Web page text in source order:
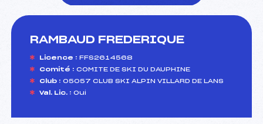
RAMBAUD FREDERIQUE
Licence : FFS2614568
Comité : COMITE DE SKI DU DAUPHINE
Club : 05057 CLUB SKI ALPIN VILLARD DE LANS
Val. Lic. : Oui